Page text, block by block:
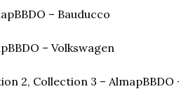
– Bauducco
– Volkswagen
2, Collection 3 – AlmapBBDO